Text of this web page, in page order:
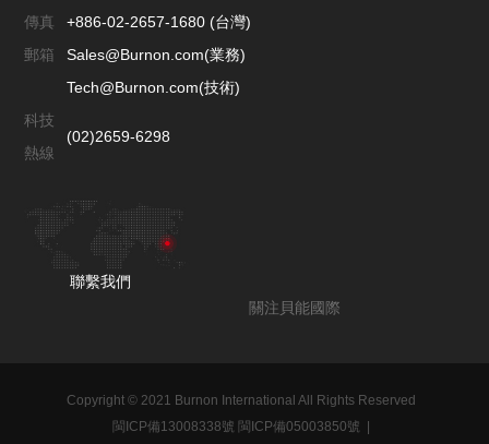
傳真
+886-02-2657-1680 (台灣)
郵箱
Sales@Burnon.com(業務)
Tech@Burnon.com(技術)
科技
熱線
(02)2659-6298
聯繫我們
關注貝能國際
Copyright © 2021 Burnon International All Rights Reserved
閩ICP備13008338號 閩ICP備05003850號